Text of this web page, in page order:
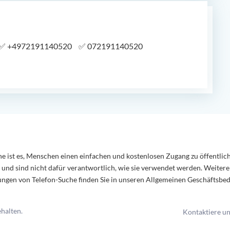
+4972191140520 ✅ 072191140520
ist es, Menschen einen einfachen und kostenlosen Zugang zu
sind nicht dafür verantwortlich, wie sie verwendet werden.
von Telefon-Suche finden Sie in unseren Allgemeinen
Kontaktiere